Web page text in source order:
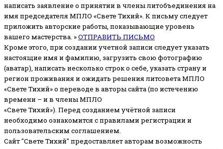
написать заявление о принятии в члены литобъединения на
имя председателя МПЛО «Свете Тихий». К письму следует
приложить авторские работы, показывающие уровень
вашего мастерства. »ОТПРАВИТЬ ПИСЬМО
Кроме этого, при создании учетной записи следует указать
настоящие имя и фамилию, загрузить свою фотографию
(аватар), написать несколько строк о себе, указать страну и
регион проживания и ожидать решения литсовета МПЛО
«Свете Тихий» о переводе в авторы сайта (по истечению
времени – и в члены МПЛО
«Свете Тихий»). Перед созданием учётной записи
необходимо ознакомится с правилами регистрации и
пользовательским соглашением.
Сайт "Свете Тихий" предоставляет авторам возможность